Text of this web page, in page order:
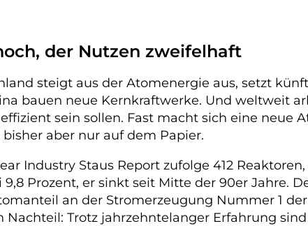
der Nutzen zweifelhaft
steigt aus der Atomenergie aus, setzt
bauen neue Kernkraftwerke. Und weltweit
sein sollen. Fast macht sich eine neue
aber nur auf dem Papier.
Industry Staus Report zufolge 412
Prozent, er sinkt seit Mitte der 90er Jahre.
an der Stromerzeugung Nummer 1
Nachteil: Trotz jahrzehntelanger Erfahrung